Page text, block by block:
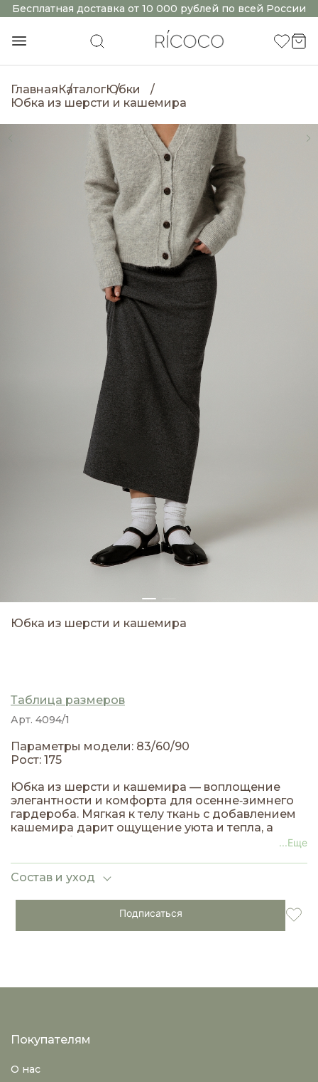
Бесплатная доставка от 10 000 рублей по всей России
ГлавнаяКаталогЮбки
Юбка из шерсти и кашемира
Юбка из шерсти и кашемира
Таблица размеров
Подписаться
Арт. 4094/1
Параметры модели: 83/60/90
Рост: 175
Юбка из шерсти и кашемира — воплощение
элегантности и комфорта для осенне‑зимнего
гардероба. Мягкая к телу ткань с добавлением
кашемира дарит ощущение уюта и тепла, а
шерсть обеспечивает долговечность и
гарантирует удобную посадку и комфорт в
течение всего дня — ничего не давит и не
...Еще
Состав и уход
Покупателям
О нас